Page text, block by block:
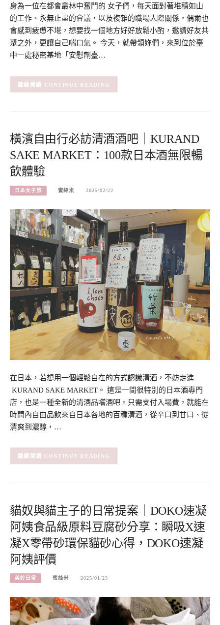
身為一位在都會叢林中奮鬥的 女子們，每天面對著堆積如山
的工作、永無止盡的會議，以及複雜的職場人際關係，偶爾也
會感到疲憊不堪，想要找一個地方好好放鬆小酌，邀請好友共
聚之外，更讓自己喘口氣。 今天，就帶領妳們，來到位於臺
中一處秘密基地「安慰劑臺…
CONTINUE READING
橫濱自由行必訪清酒酒吧｜KURAND
SAKE MARKET：100款日本酒無限暢
飲體驗
日本女子旅 蜜絲米 2025/02/22
在日本，若想用一個輕鬆自在的方式認識清酒，不妨走進
KURAND SAKE MARKET。 這是一間很特別的日本酒專門
店，也是一種全新的清酒品嚐酒吧。只需支付入場費，就能在
時間內自由品飲來自日本各地的百種清酒，從辛口到甘口、從
清爽到濃醇，…
CONTINUE READING
貓奴與貓主子的日常提案｜DOKO速凝
阿姨食品級原料豆腐砂分享：瞬吸X速
凝X零帶砂環保貓砂心得，DOKO速凝
阿姨評價
美好日常 蜜絲米 2025/01/23